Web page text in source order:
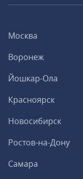
Москва
Воронеж
Йошкар-Ола
Красноярск
Новосибирск
Ростов-на-Дону
Самара